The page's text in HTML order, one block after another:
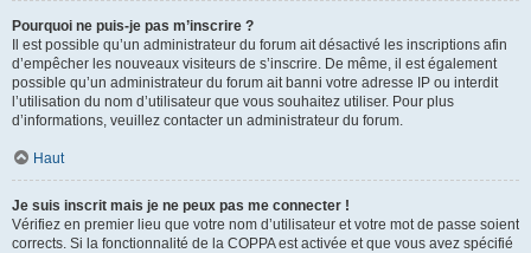
Pourquoi ne puis-je pas m’inscrire ?
Il est possible qu’un administrateur du forum ait désactivé les inscriptions afin
d’empêcher les nouveaux visiteurs de s’inscrire. De même, il est également
possible qu’un administrateur du forum ait banni votre adresse IP ou interdit
l’utilisation du nom d’utilisateur que vous souhaitez utiliser. Pour plus
d’informations, veuillez contacter un administrateur du forum.
Haut
Je suis inscrit mais je ne peux pas me connecter !
Vérifiez en premier lieu que votre nom d’utilisateur et votre mot de passe soient
corrects. Si la fonctionnalité de la COPPA est activée et que vous avez spécifié